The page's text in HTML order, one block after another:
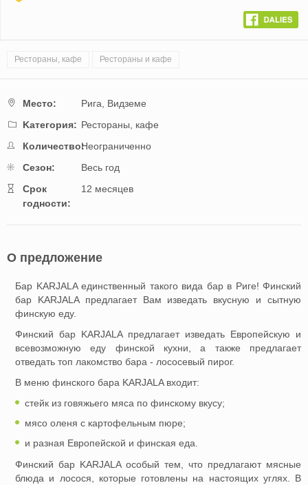
Рестораны, кафе Рестораны и кафе
Mестo: Рига, Видземе
Kатегория: Рестораны, кафе
Количество:Неограниченно
Cезон:
Весь год
Cрок
годности:
12 месяцев
О предложение
Бар KARJALA единственный такого вида бар в Риге! Финский
бар KARJALA предлагает Вам изведать вкусную и сытную
финскую еду.
Финский бар KARJALA предлагает изведать Европейскую и
всевозможную еду финской кухни, а также предлагает
отведать топ лакомство бара - лососевый пирог.
В меню финского бара KARJALA входит:
стейк из говяжьего мяса по финскому вкусу;
мясо оленя с картофельным пюре;
и разная Европейской и финская еда.
Финский бар KARJALA особый тем, что предлагают мясные
блюда и лосося, которые готовлены на настоящих углях. В